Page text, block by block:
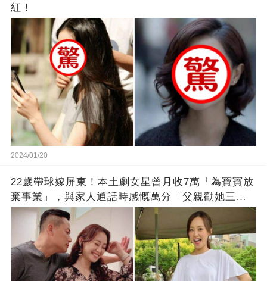
紅！
2024/01/20
22歲帶球嫁屏東！本土劇女星曾月收7萬「為寶寶放
棄事業」，與家人通話時感慨萬分「父親勸她三
思」：只有過一次眼淚